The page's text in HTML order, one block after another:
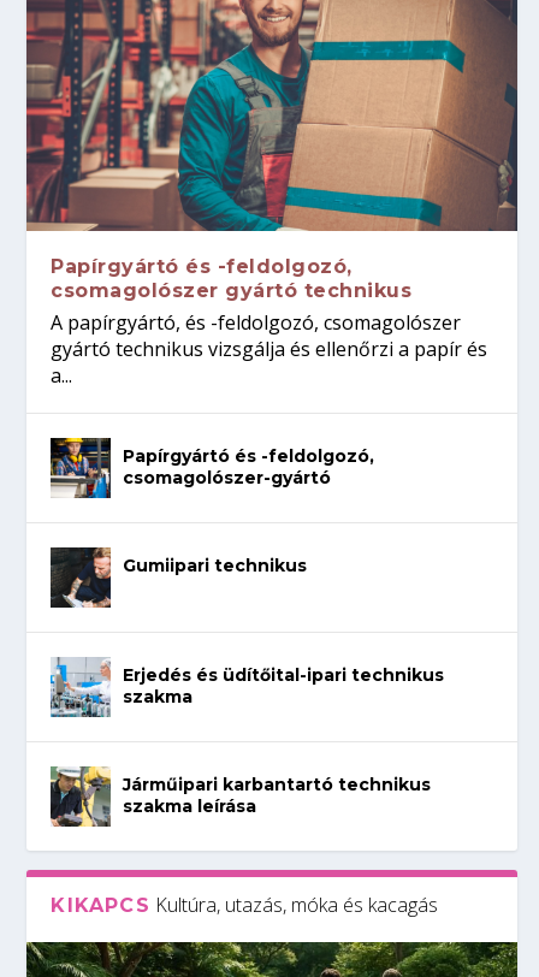
Papírgyártó és -feldolgozó,
csomagolószer gyártó technikus
A papírgyártó, és -feldolgozó, csomagolószer
gyártó technikus vizsgálja és ellenőrzi a papír és
a...
Papírgyártó és -feldolgozó,
csomagolószer-gyártó
Gumiipari technikus
Erjedés és üdítőital-ipari technikus
szakma
Járműipari karbantartó technikus
szakma leírása
KIKAPCS Kultúra, utazás, móka és kacagás